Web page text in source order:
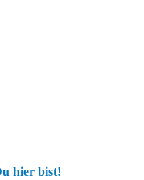
hier bist!